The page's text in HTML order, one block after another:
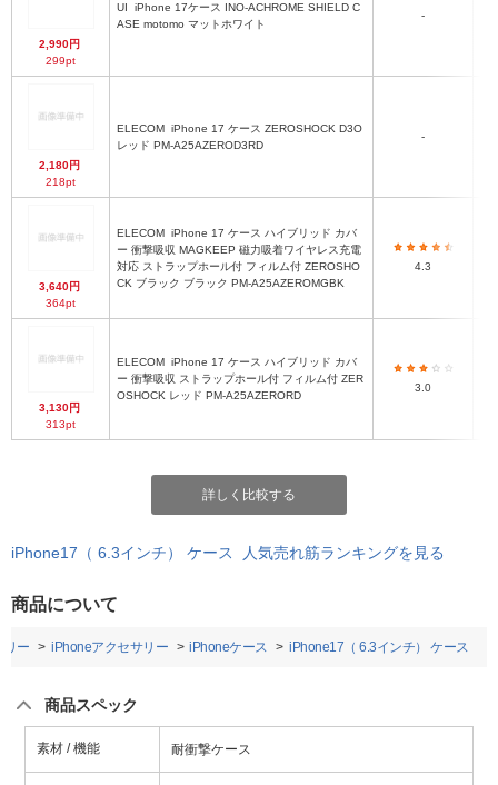
2,990円
299pt
UI
ASE motomo マットホワイト
-
2,180円
218pt
ELECOM
レッド PM-A25AZEROD3RD
-
3,640円
364pt
ELECOM
ー 衝撃吸収 MAGKEEP 磁力吸着ワイヤレス充電
対応 ストラップホール付 フィルム付 ZEROSHO
CK ブラック ブラック PM-A25AZEROMGBK
4.3
3,130円
313pt
ELECOM
ー 衝撃吸収 ストラップホール付 フィルム付 ZER
OSHOCK レッド PM-A25AZERORD
3.0
詳しく比較する
iPhone17（ 6.3インチ） ケース 人気売れ筋ランキングを見る
商品について
リー iPhoneアクセサリー iPhoneケース iPhone17（ 6.3インチ） ケース
商品スペック
素材 / 機能 耐衝撃ケース